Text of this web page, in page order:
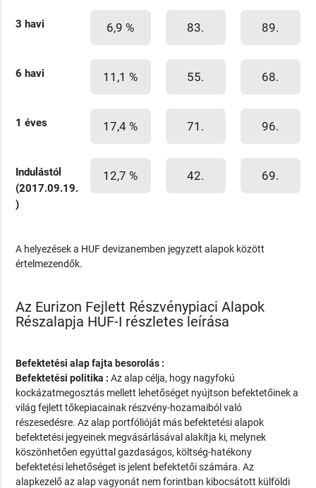
3 havi 6,9 % 83. 89.
6 havi 11,1 % 55. 68.
1 éves 17,4 % 71. 96.
Indulástól
(2017.09.19.
)
12,7 % 42. 69.
A helyezések a HUF devizanemben jegyzett alapok között
értelmezendők.
Az Eurizon Fejlett Részvénypiaci Alapok
Részalapja HUF-I részletes leírása
Befektetési alap fajta besorolás :
Befektetési politika :Az alap célja, hogy nagyfokú
kockázatmegosztás mellett lehetőséget nyújtson befektetőinek a
világ fejlett tőkepiacainak részvény-hozamaiból való
részesedésre. Az alap portfólióját más befektetési alapok
befektetési jegyeinek megvásárlásával alakítja ki, melynek
köszönhetően egyúttal gazdaságos, költség-hatékony
befektetési lehetőséget is jelent befektetői számára. Az
alapkezelő az alap vagyonát nem forintban kibocsátott külföldi